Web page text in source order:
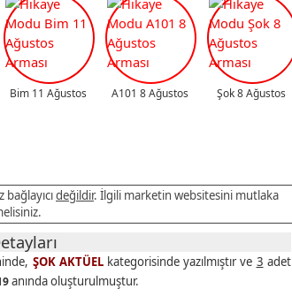
Bim 11 Ağustos A101 8 Ağustos Şok 8 Ağustos
değildir. İlgili marketin websitesini mutlaka
ŞOK AKTÜELkategorisinde yazılmıştır ve 3 adet
anında oluşturulmuştur.